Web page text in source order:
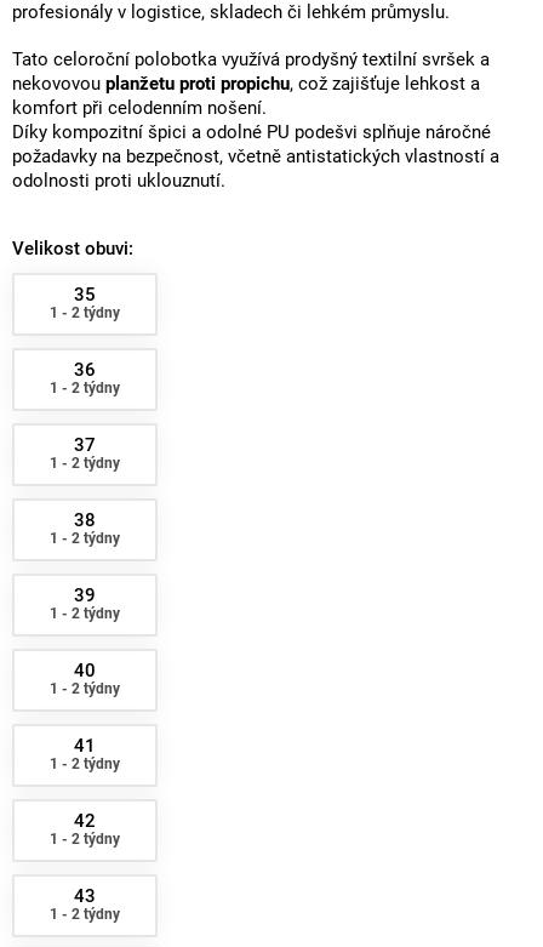
profesionály v logistice, skladech či lehkém průmyslu.
Tato celoroční polobotka využívá prodyšný textilní svršek a
nekovovou planžetu proti propichu, což zajišťuje lehkost a
komfort při celodenním nošení.
Díky kompozitní špici a odolné PU podešvi splňuje náročné
požadavky na bezpečnost, včetně antistatických vlastností a
odolnosti proti uklouznutí.
Velikost obuvi:
35
1 - 2 týdny
36
1 - 2 týdny
37
1 - 2 týdny
38
1 - 2 týdny
39
1 - 2 týdny
40
1 - 2 týdny
41
1 - 2 týdny
42
1 - 2 týdny
43
1 - 2 týdny